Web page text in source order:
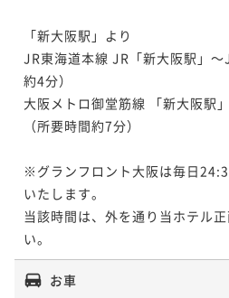
「新大阪駅」より
JR東海道本線 JR「新大阪駅」
約4分）
大阪メトロ御堂筋線 「新大阪駅
（所要時間約7分）
※グランフロント大阪は毎日
いたします。
当該時間は、外を通り当ホテル
い。
お車